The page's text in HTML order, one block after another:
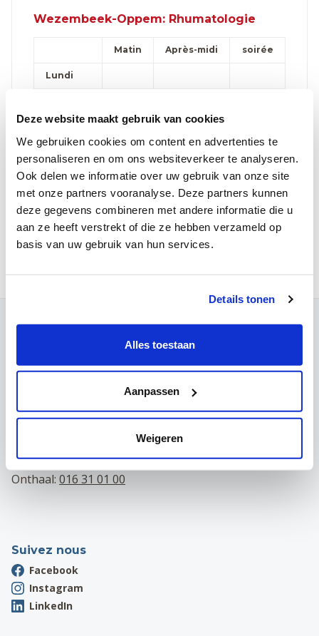
Deze website maakt gebruik van cookies
We gebruiken cookies om content en advertenties te
personaliseren en om ons websiteverkeer te analyseren.
Ook delen we informatie over uw gebruik van onze site
met onze partners vooranalyse. Deze partners kunnen
deze gegevens combineren met andere informatie die u
aan ze heeft verstrekt of die ze hebben verzameld op
basis van uw gebruik van hun services.
Details tonen
Alles toestaan
Aanpassen
Weigeren
Wezembeek-Oppem: Rhumatologie
Matin Après-midi soirée
Lundi
Jeudi
Vendredi
Prenez rendez-vous en ligne
Contact
Maria Theresiastraat 63 A
1970 Wezembeek-Oppem
Onthaal: 016 31 01 00
Suivez nous
Facebook
Instagram
LinkedIn